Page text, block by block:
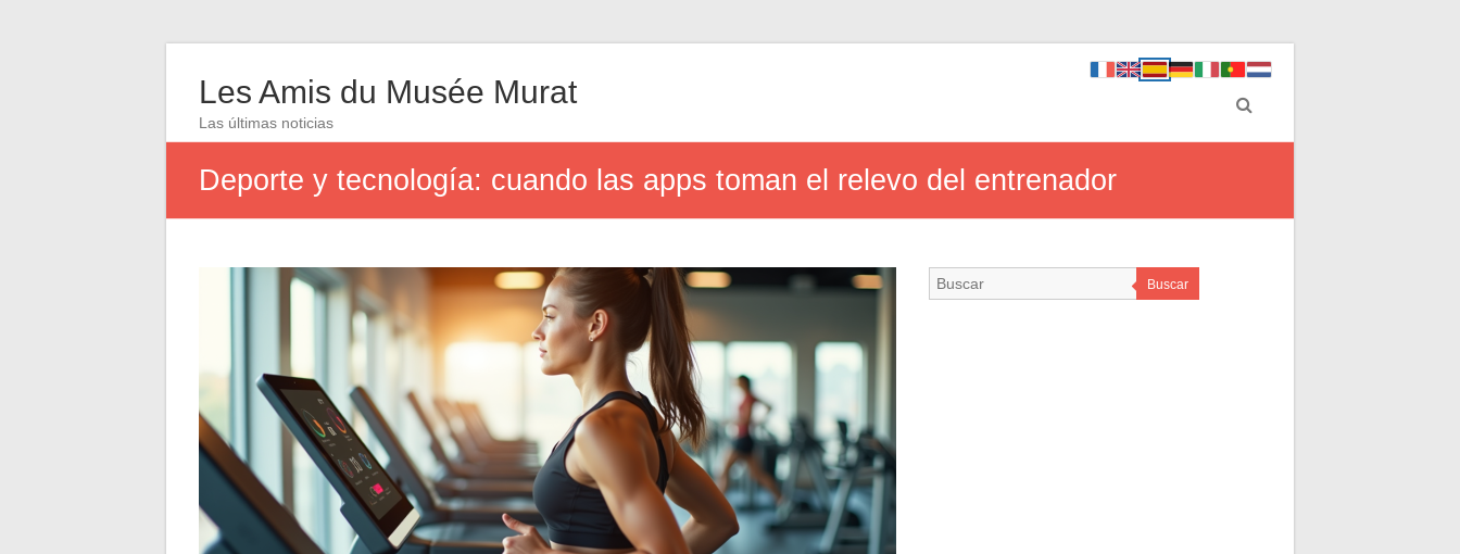
Les Amis du Musée Murat
Las últimas noticias
Deporte y tecnología: cuando las apps toman el relevo del entrenador
Buscar